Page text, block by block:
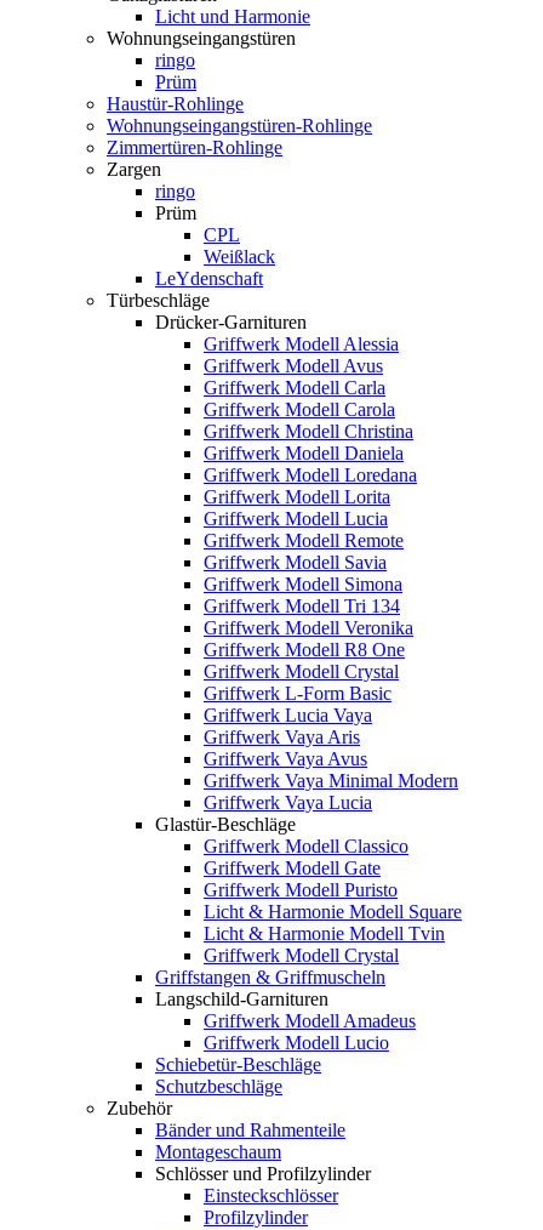
Licht und Harmonie
Wohnungseingangstüren
ringo
Prüm
Haustür-Rohlinge
Wohnungseingangstüren-Rohlinge
Zimmertüren-Rohlinge
Zargen
ringo
Prüm
CPL
Weißlack
LeYdenschaft
Türbeschläge
Drücker-Garnituren
Griffwerk Modell Alessia
Griffwerk Modell Avus
Griffwerk Modell Carla
Griffwerk Modell Carola
Griffwerk Modell Christina
Griffwerk Modell Daniela
Griffwerk Modell Loredana
Griffwerk Modell Lorita
Griffwerk Modell Lucia
Griffwerk Modell Remote
Griffwerk Modell Savia
Griffwerk Modell Simona
Griffwerk Modell Tri 134
Griffwerk Modell Veronika
Griffwerk Modell R8 One
Griffwerk Modell Crystal
Griffwerk L-Form Basic
Griffwerk Lucia Vaya
Griffwerk Vaya Aris
Griffwerk Vaya Avus
Griffwerk Vaya Minimal Modern
Griffwerk Vaya Lucia
Glastür-Beschläge
Griffwerk Modell Classico
Griffwerk Modell Gate
Griffwerk Modell Puristo
Licht & Harmonie Modell Square
Licht & Harmonie Modell Tvin
Griffwerk Modell Crystal
Griffstangen & Griffmuscheln
Langschild-Garnituren
Griffwerk Modell Amadeus
Griffwerk Modell Lucio
Schiebetür-Beschläge
Schutzbeschläge
Zubehör
Bänder und Rahmenteile
Montageschaum
Schlösser und Profilzylinder
Einsteckschlösser
Profilzylinder